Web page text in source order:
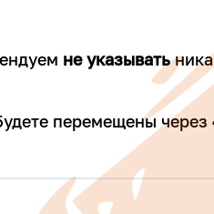
не указывать
перемещены через